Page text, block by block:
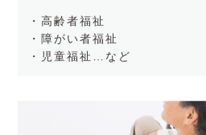
・高齢者福祉
・障がい者福祉
・児童福祉…など